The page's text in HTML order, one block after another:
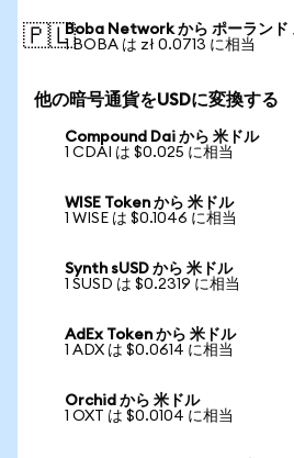
🇵🇱Boba Network から ポーランド
1 BOBA は zł 0.0713 に相当
他の暗号通貨をUSDに変換する
Compound Dai から 米ドル
1 CDAI は $0.025 に相当
WISE Token から 米ドル
1 WISE は $0.1046 に相当
Synth sUSD から 米ドル
1 SUSD は $0.2319 に相当
AdEx Token から 米ドル
1 ADX は $0.0614 に相当
Orchid から 米ドル
1 OXT は $0.0104 に相当